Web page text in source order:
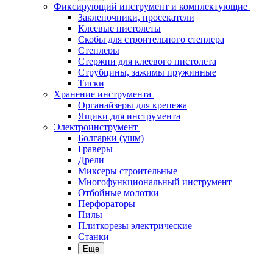
Фиксирующий инструмент и комплектующие
Заклепочники, просекатели
Клеевые пистолеты
Скобы для строительного степлера
Степлеры
Стержни для клеевого пистолета
Струбцины, зажимы пружинные
Тиски
Хранение инструмента
Органайзеры для крепежа
Ящики для инструмента
Электроинструмент
Болгарки (ушм)
Граверы
Дрели
Миксеры строительные
Многофункциональный инструмент
Отбойные молотки
Перфораторы
Пилы
Плиткорезы электрические
Станки
Еще